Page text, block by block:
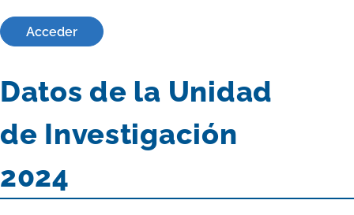
Acceder
Datos de la Unidad
de Investigación
2024